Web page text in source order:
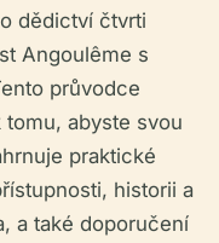
dědictví čtvrti
Angoulême s
průvodce
abyste svou
praktické
historii a
a také doporučení